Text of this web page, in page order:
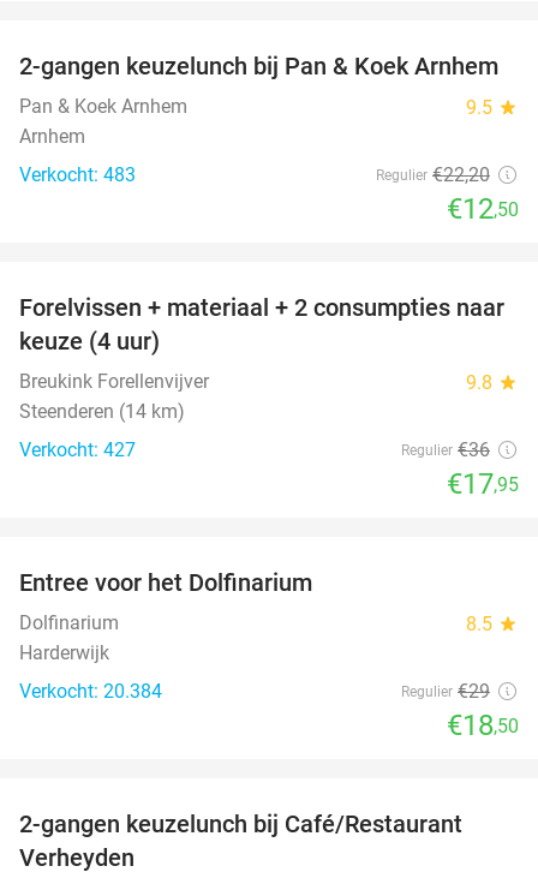
44%
2-gangen keuzelunch bij Pan & Koek Arnhem
Pan & Koek Arnhem 9.5 star
Arnhem
Verkocht: 483
Regulier €22,20
€12,50
50%
Forelvissen + materiaal + 2 consumpties naar
keuze (4 uur)
Breukink Forellenvijver 9.8 star
Steenderen (14 km)
Verkocht: 427
Regulier €36
€17,95
Entree voor het Dolfinarium
Dolfinarium 8.5 star
Harderwijk
Verkocht: 20.384
Regulier €29
€18,50
2-gangen keuzelunch bij Café/Restaurant
Verheyden